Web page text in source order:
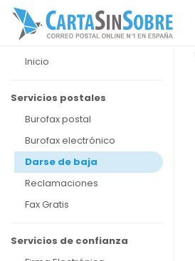
Inicio
Servicios postales
Burofax postal
Burofax electrónico
Darse de baja
Reclamaciones
Fax Gratis
Servicios de confianza